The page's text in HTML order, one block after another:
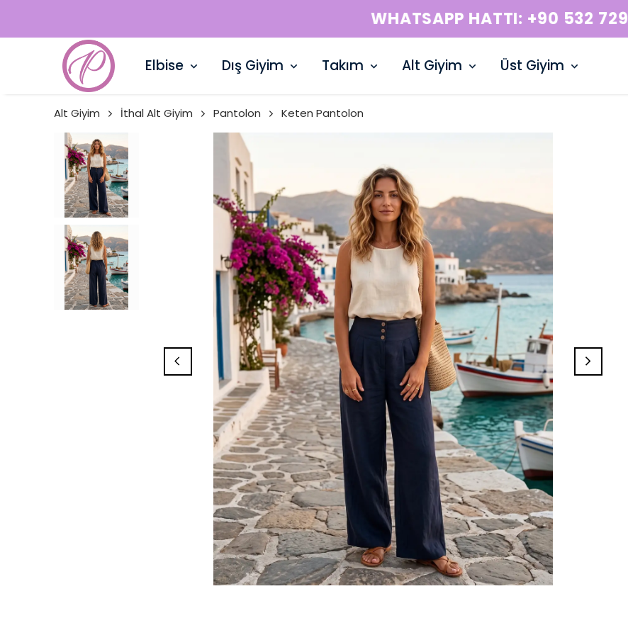
WHATSAPP HATTI: +90 532 729 15 50
Elbise Dış Giyim Takım Alt Giyim Üst Giyim
Alt Giyim İthal Alt Giyim Pantolon Keten Pantolon